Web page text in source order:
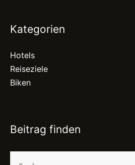
Kategorien
Hotels
Reiseziele
Biken
Beitrag finden